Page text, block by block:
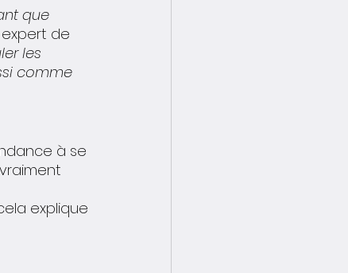
que
de
les
comme
à se
explique